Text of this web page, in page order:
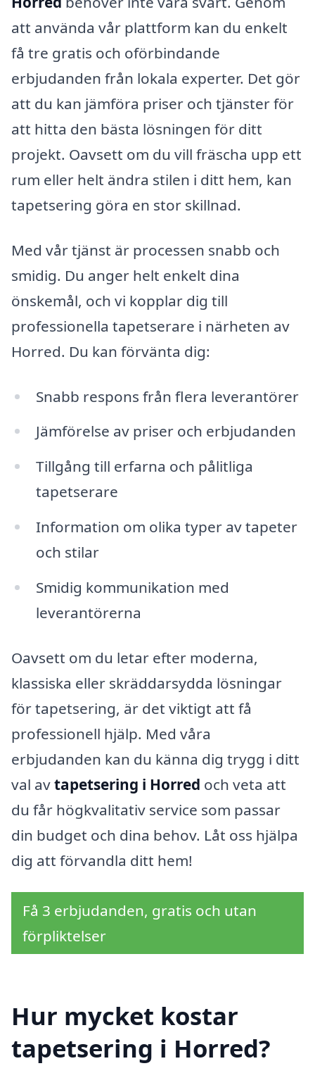
att använda vår plattform kan du enkelt
få tre gratis och oförbindande
erbjudanden från lokala experter. Det gör
att du kan jämföra priser och tjänster för
att hitta den bästa lösningen för ditt
projekt. Oavsett om du vill fräscha upp ett
rum eller helt ändra stilen i ditt hem, kan
tapetsering göra en stor skillnad.
Med vår tjänst är processen snabb och
smidig. Du anger helt enkelt dina
önskemål, och vi kopplar dig till
professionella tapetserare i närheten av
Horred. Du kan förvänta dig:
Snabb respons från flera leverantörer
Jämförelse av priser och erbjudanden
Tillgång till erfarna och pålitliga
tapetserare
Information om olika typer av tapeter
och stilar
Smidig kommunikation med
leverantörerna
Oavsett om du letar efter moderna,
klassiska eller skräddarsydda lösningar
för tapetsering, är det viktigt att få
professionell hjälp. Med våra
erbjudanden kan du känna dig trygg i ditt
val avtapetsering i Horred och veta att
du får högkvalitativ service som passar
din budget och dina behov. Låt oss hjälpa
dig att förvandla ditt hem!
Få 3 erbjudanden, gratis och utan
förpliktelser
Hur mycket kostar
tapetsering i Horred?